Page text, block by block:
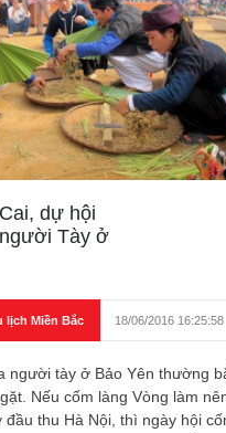
dự hội
Tày ở
lịch Miền Bắc 18/06/2016 16:25:58
người tày ở Bảo Yên thường
Nếu cốm làng Vòng làm
đầu thu Hà Nội, thì ngày hội